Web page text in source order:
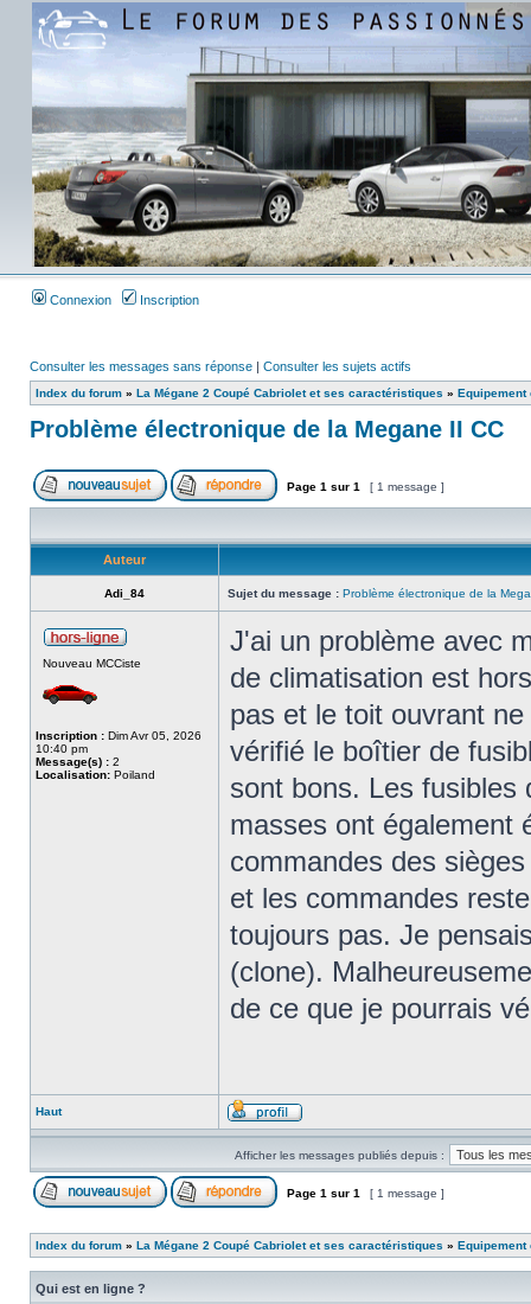
Connexion Inscription
Consulter les messages sans réponse | Consulter les sujets actifs
Index du forum » La Mégane 2 Coupé Cabriolet et ses caractéristiques » Equipement
Problème électronique de la Megane II CC
Page 1 sur 1 [ 1 message ]
Auteur
Adi_84 Sujet du message : Problème électronique de la
Nouveau MCCiste
Inscription : Dim Avr 05, 2026
10:40 pm
Message(s) : 2
Localisation: Poiland
J'ai un problème avec
de climatisation est
pas et le toit ouvrant
vérifié le boîtier de
sont bons. Les fusibles
masses ont également
commandes des
et les commandes
toujours pas. Je
(clone).
de ce que je pourrais
Haut
Afficher les messages publiés depuis :
Page 1 sur 1 [ 1 message ]
Index du forum » La Mégane 2 Coupé Cabriolet et ses caractéristiques » Equipement
Qui est en ligne ?